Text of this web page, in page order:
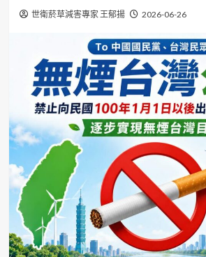
世衛菸草減害專家 王郁揚 2026-06-26